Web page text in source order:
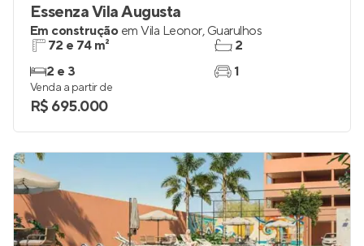
Essenza Vila Augusta
Em construção em Vila Leonor, Guarulhos
72 e 74 m²
2 e 3
2
1
Venda a partir de
R$ 695.000